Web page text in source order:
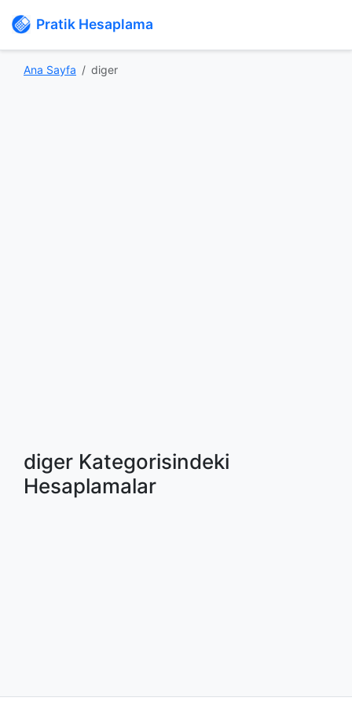
Pratik Hesaplama
Ana Sayfa diger
diger Kategorisindeki
Hesaplamalar